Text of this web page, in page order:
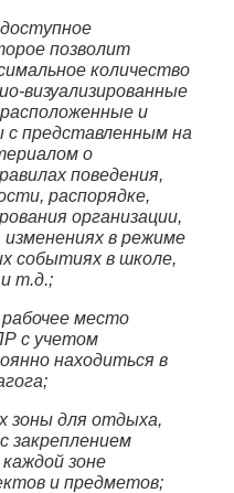
позволит
количество
визуализированные
и
представленным на
о
поведения,
распорядке,
организации,
изменениях в режиме
событиях в школе,
т.д.;
рабочее место
с учетом
находиться в
зоны для отдыха,
закреплением
зоне
и предметов;